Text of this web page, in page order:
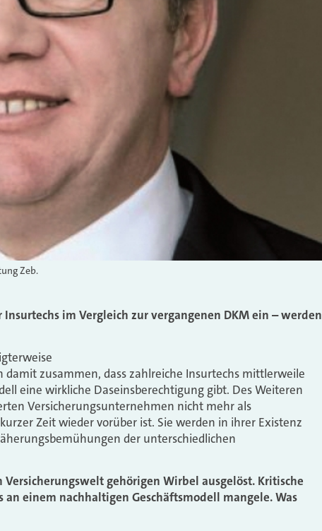
Zeb.
im Vergleich zur vergangenen DKM ein – werden
damit zusammen, dass zahlreiche Insurtechs mittlerweile
eine wirkliche Daseinsberechtigung gibt. Des Weiteren
Versicherungsunternehmen nicht mehr als
Zeit wieder vorüber ist. Sie werden in ihrer Existenz
der unterschiedlichen
gehörigen Wirbel ausgelöst. Kritische
an einem nachhaltigen Geschäftsmodell mangele. Was